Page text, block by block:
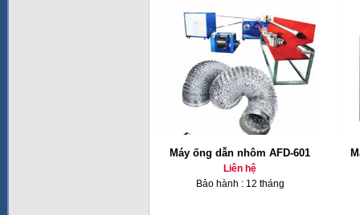
Máy ống dẫn nhôm AFD-601
Liên hệ
Bảo hành : 12 tháng